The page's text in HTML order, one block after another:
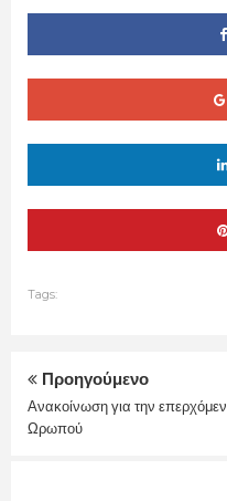
Tags:
Προηγούμενο
Ανακοίνωση για την
Ωρωπού